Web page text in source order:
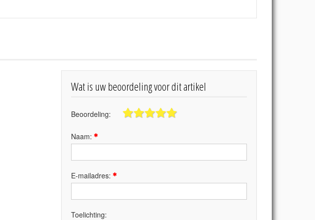
Wat is uw beoordeling voor dit artikel
Beoordeling:
Naam:
E-mailadres:
Toelichting: